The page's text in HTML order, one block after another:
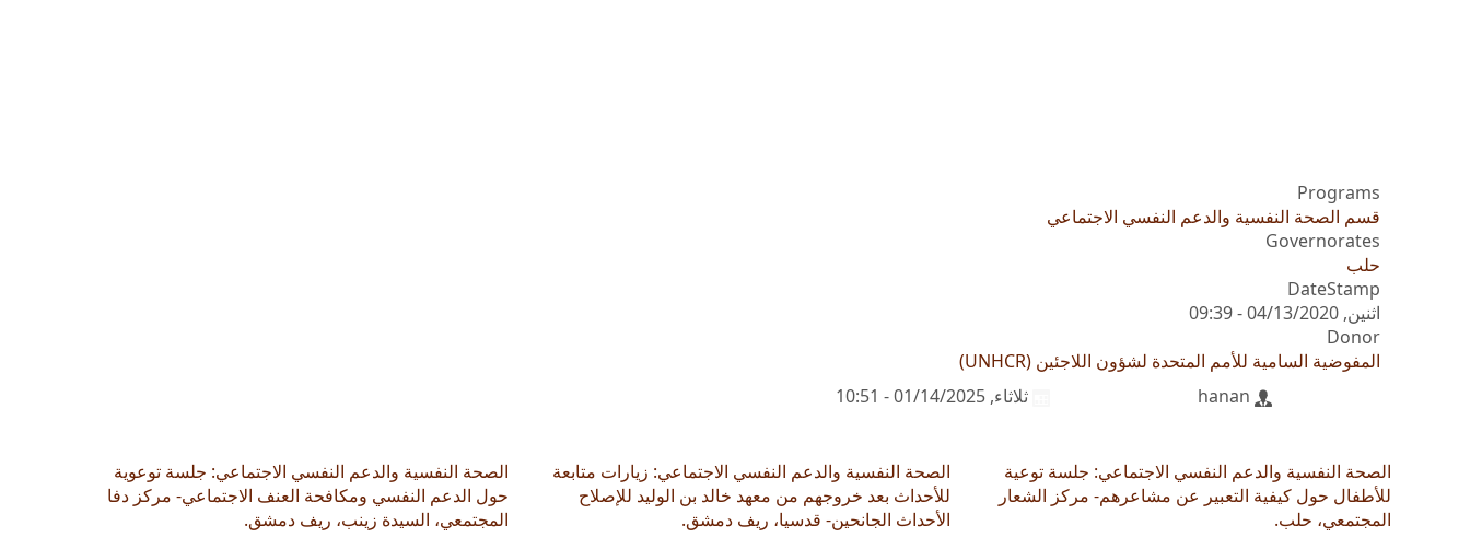
Programs
قسم الصحة النفسية والدعم النفسي الاجتماعي
Governorates
حلب
DateStamp
اثنين, 04/13/2020 - 09:39
Donor
المفوضية السامية للأمم المتحدة لشؤون اللاجئين (UNHCR)
ثلاثاء, 01/14/2025 - 10:51
hanan
الصحة النفسية والدعم النفسي الاجتماعي: جلسة توعوية
حول الدعم النفسي ومكافحة العنف الاجتماعي- مركز دفا
المجتمعي، السيدة زينب، ريف دمشق.
الصحة النفسية والدعم النفسي الاجتماعي: زيارات متابعة
للأحداث بعد خروجهم من معهد خالد بن الوليد للإصلاح
الأحداث الجانحين- قدسيا، ريف دمشق.
الصحة النفسية والدعم النفسي الاجتماعي: جلسة توعية
للأطفال حول كيفية التعبير عن مشاعرهم- مركز الشعار
المجتمعي، حلب.